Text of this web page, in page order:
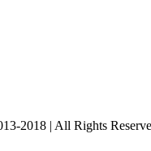
2018 | All Rights